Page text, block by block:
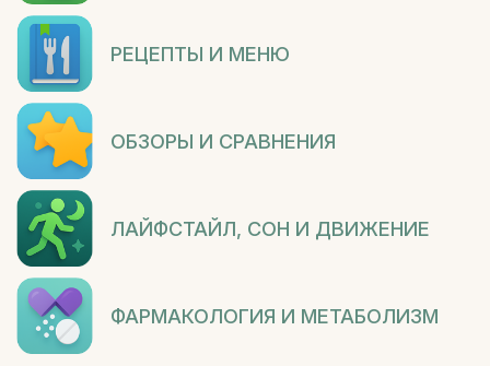
РЕЦЕПТЫ И МЕНЮ
ОБЗОРЫ И СРАВНЕНИЯ
ЛАЙФСТАЙЛ, СОН И ДВИЖЕНИЕ
ФАРМАКОЛОГИЯ И МЕТАБОЛИЗМ